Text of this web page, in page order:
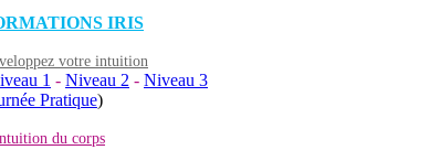
IRIS
votre intuition
1 - Niveau 2 - Niveau 3
Pratique)
du corps